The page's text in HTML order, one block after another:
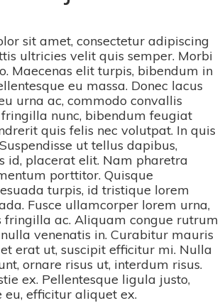
sit amet, consectetur adipiscing
ultricies velit quis semper. Morbi
Maecenas elit turpis, bibendum in
eu massa. Donec lacus
urna ac, commodo convallis
nunc, bibendum feugiat
quis felis nec volutpat. In quis
ut tellus dapibus,
id, placerat elit. Nam pharetra
porttitor. Quisque
turpis, id tristique lorem
Fusce ullamcorper lorem urna,
fringilla ac. Aliquam congue rutrum
venenatis in. Curabitur mauris
erat ut, suscipit efficitur mi. Nulla
ornare risus ut, interdum risus.
ex. Pellentesque ligula justo,
eu, efficitur aliquet ex.